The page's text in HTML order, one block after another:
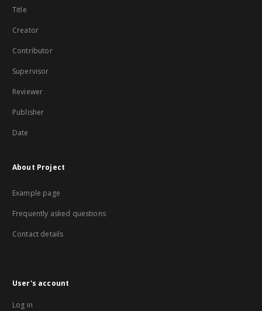
Title
Creator
Contributor
Supervisor
Reviewer
Publisher
Date
About Project
Example page
Frequently asked questions
Contact details
User's account
Log in